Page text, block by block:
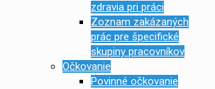
zdravia pri práci
Zoznam zakázaných
prác pre špecifické
skupiny pracovníkov
Očkovanie
Povinné očkovanie